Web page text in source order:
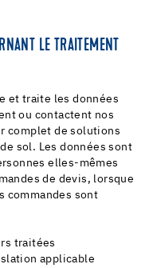
LE TRAITEMENT
et traite les données
ou contactent nos
complet de solutions
sol. Les données sont
elles-mêmes
de devis, lorsque
commandes sont
traitées
applicable